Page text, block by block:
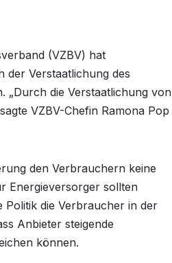
(VZBV) hat
der Verstaatlichung des
„Durch die Verstaatlichung von
VZBV-Chefin Ramona Pop
den Verbrauchern keine
Energieversorger sollten
Politik die Verbraucher in der
Anbieter steigende
können.